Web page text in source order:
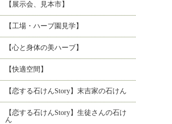
【展示会、見本市】
【工場・ハーブ園見学】
【心と身体の美ハーブ】
【快適空間】
【恋する石けんStory】末吉家の石けん
【恋する石けんStory】生徒さんの石け
ん